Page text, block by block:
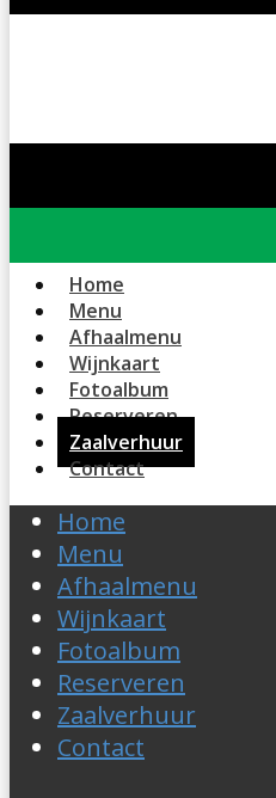
Home
Menu
Afhaalmenu
Wijnkaart
Fotoalbum
Reserveren
Zaalverhuur
Contact
Home
Menu
Afhaalmenu
Wijnkaart
Fotoalbum
Reserveren
Zaalverhuur
Contact